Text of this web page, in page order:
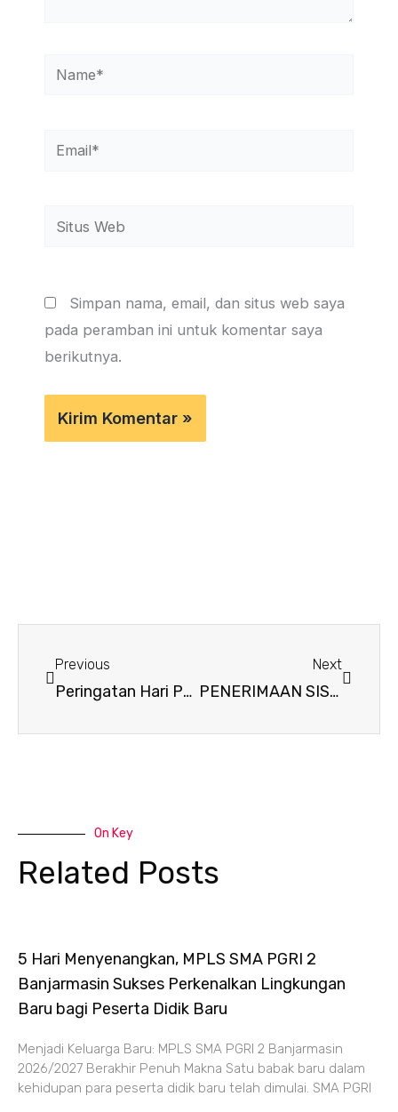
Name*
Email*
Situs
Simpan nama, email, dan situs web saya
pada peramban ini untuk komentar saya
berikutnya.
Previous
Peringatan Hari Pendidikan Nasional 2025
Next
PENERIMAAN SISWA BARU SMA PGRI 2 BANJARMASIN TAHUN AJARAN 2025/2026
On Key
Related Posts
5 Hari Menyenangkan, MPLS SMA PGRI 2
Banjarmasin Sukses Perkenalkan Lingkungan
Baru bagi Peserta Didik Baru
Menjadi Keluarga Baru: MPLS SMA PGRI 2 Banjarmasin
2026/2027 Berakhir Penuh Makna Satu babak baru dalam
kehidupan para peserta didik baru telah dimulai. SMA PGRI